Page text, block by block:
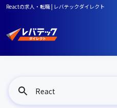
Reactの求人・転職 | レバテックダイレクト
React